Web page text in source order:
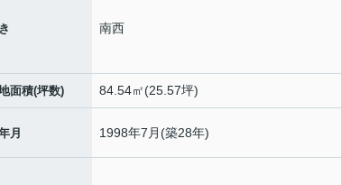
南西
面積(坪数) 84.54㎡(25.57坪)
月 1998年7月(築28年)